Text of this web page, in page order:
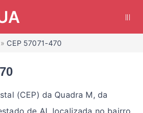
CEP 57071-470
(CEP) da Quadra M, da
de AL localizada no bairro